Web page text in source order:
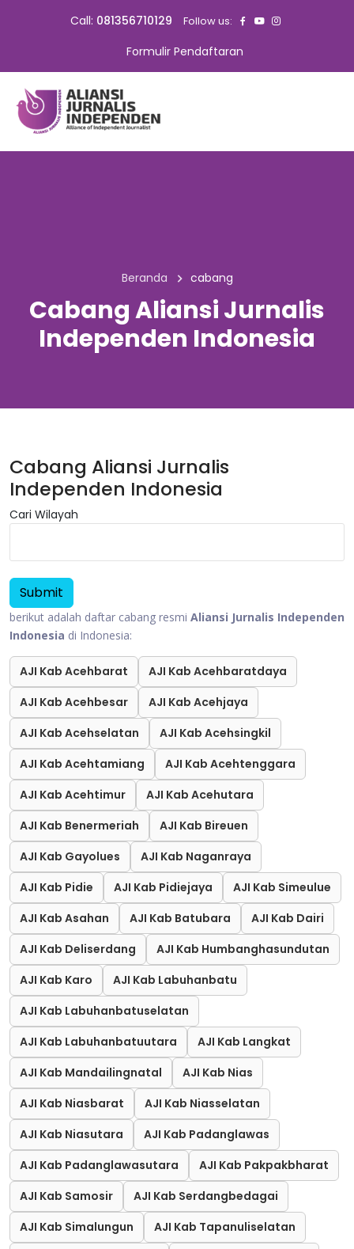
Call: 081356710129 Follow us:
Formulir Pendaftaran
Beranda cabang
Cabang Aliansi Jurnalis
Independen Indonesia
Cabang Aliansi Jurnalis
Independen Indonesia
Cari Wilayah
berikut adalah daftar cabang resmi Aliansi Jurnalis Independen
Indonesia di Indonesia:
AJI Kab Acehbarat
AJI Kab Acehbaratdaya
AJI Kab Acehbesar
AJI Kab Acehjaya
AJI Kab Acehselatan
AJI Kab Acehsingkil
AJI Kab Acehtamiang
AJI Kab Acehtenggara
AJI Kab Acehtimur
AJI Kab Acehutara
AJI Kab Benermeriah
AJI Kab Bireuen
AJI Kab Gayolues
AJI Kab Naganraya
AJI Kab Pidie
AJI Kab Pidiejaya
AJI Kab Simeulue
AJI Kab Asahan
AJI Kab Batubara
AJI Kab Dairi
AJI Kab Deliserdang
AJI Kab Humbanghasundutan
AJI Kab Karo
AJI Kab Labuhanbatu
AJI Kab Labuhanbatuselatan
AJI Kab Labuhanbatuutara
AJI Kab Langkat
AJI Kab Mandailingnatal
AJI Kab Nias
AJI Kab Niasbarat
AJI Kab Niasselatan
AJI Kab Niasutara
AJI Kab Padanglawas
AJI Kab Padanglawasutara
AJI Kab Pakpakbharat
AJI Kab Samosir
AJI Kab Serdangbedagai
AJI Kab Simalungun
AJI Kab Tapanuliselatan